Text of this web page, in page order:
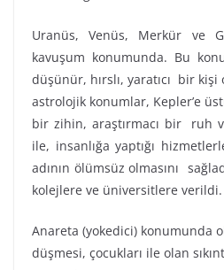
Uranüs, Venüs, Merkür ve
kavuşum konumunda. Bu
düşünür, hırslı, yaratıcı bir
astrolojik konumlar, Kepler’e
bir zihin, araştırmacı bir ruh
ile, insanlığa yaptığı
adının ölümsüz olmasını
kolejlere ve üniversitlere verildi.
Anareta (yokedici) konumunda
düşmesi, çocukları ile olan